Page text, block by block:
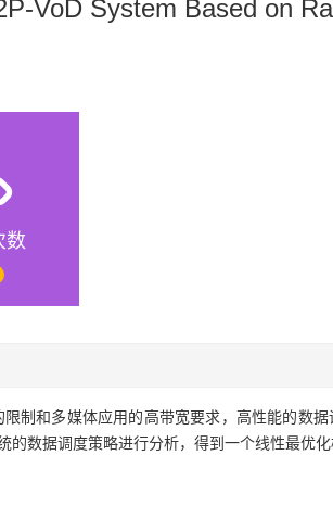
VoD System Based on
数
制和多媒体应用的高带宽要求，高性能的数
的数据调度策略进行分析，得到一个线性最优